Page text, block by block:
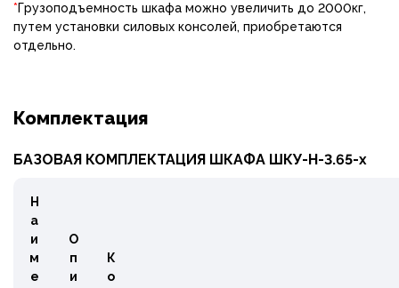
*Грузоподъемность шкафа можно увеличить до 2000кг,
путем установки силовых консолей, приобретаются
отдельно.
Комплектация
БАЗОВАЯ КОМПЛЕКТАЦИЯ ШКАФА ШКУ-Н-3.65-х
Н
а
и
м
е
О
п
и
К
о